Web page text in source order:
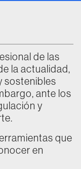
de las
la actualidad,
sostenibles
ante los
y
que
en